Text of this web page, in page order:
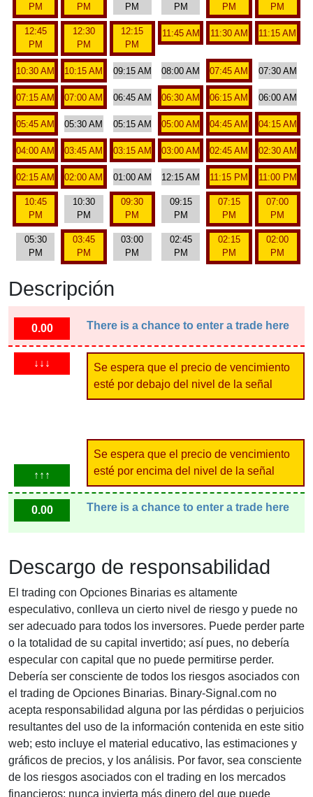
PM
PM
PM
PM
PM
PM
12:45
PM
12:30
PM
12:15
PM
11:45 AM 11:30 AM 11:15 AM
10:30 AM 10:15 AM 09:15 AM 08:00 AM 07:45 AM 07:30 AM
07:15 AM 07:00 AM 06:45 AM 06:30 AM 06:15 AM 06:00 AM
05:45 AM 05:30 AM 05:15 AM 05:00 AM 04:45 AM 04:15 AM
04:00 AM 03:45 AM 03:15 AM 03:00 AM 02:45 AM 02:30 AM
02:15 AM 02:00 AM 01:00 AM 12:15 AM 11:15 PM 11:00 PM
10:45
PM
10:30
PM
09:30
PM
09:15
PM
07:15
PM
07:00
PM
05:30
PM
03:45
PM
03:00
PM
02:45
PM
02:15
PM
02:00
PM
Descripción
0.00 There is a chance to enter a trade here
↓↓↓
Se espera que el precio de vencimiento
esté por debajo del nivel de la señal
↑↑↑
Se espera que el precio de vencimiento
esté por encima del nivel de la señal
0.00 There is a chance to enter a trade here
Descargo de responsabilidad
El trading con Opciones Binarias es altamente
especulativo, conlleva un cierto nivel de riesgo y puede no
ser adecuado para todos los inversores. Puede perder parte
o la totalidad de su capital invertido; así pues, no debería
especular con capital que no puede permitirse perder.
Debería ser consciente de todos los riesgos asociados con
el trading de Opciones Binarias. Binary-Signal.com no
acepta responsabilidad alguna por las pérdidas o perjuicios
resultantes del uso de la información contenida en este sitio
web; esto incluye el material educativo, las estimaciones y
gráficos de precios, y los análisis. Por favor, sea consciente
de los riesgos asociados con el trading en los mercados
financieros; nunca invierta más dinero del que puede